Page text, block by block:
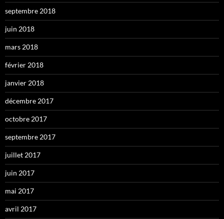
septembre 2018
juin 2018
mars 2018
février 2018
janvier 2018
décembre 2017
octobre 2017
septembre 2017
juillet 2017
juin 2017
mai 2017
avril 2017